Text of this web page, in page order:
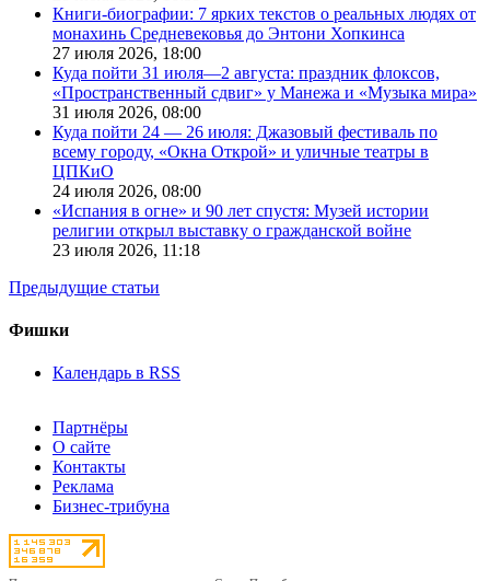
Книги-биографии: 7 ярких текстов о реальных людях от
монахинь Средневековья до Энтони Хопкинса
27 июля 2026, 18:00
Куда пойти 31 июля—2 августа: праздник флоксов,
«Пространственный сдвиг» у Манежа и «Музыка мира»
31 июля 2026, 08:00
Куда пойти 24 — 26 июля: Джазовый фестиваль по
всему городу, «Окна Открой» и уличные театры в
ЦПКиО
24 июля 2026, 08:00
«Испания в огне» и 90 лет спустя: Музей истории
религии открыл выставку о гражданской войне
23 июля 2026, 11:18
Предыдущие статьи
Фишки
Календарь в RSS
Партнёры
О сайте
Контакты
Реклама
Бизнес-трибуна